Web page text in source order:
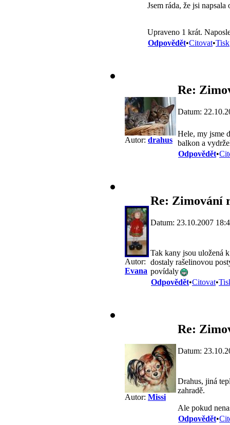
Jsem ráda, že jsi napsala
Upraveno 1 krát.
Odpovědět•Citovat•Tisk
Autor: drahus
Re:
Datum:
Hele, my jsme
balkon a
Odpovědět•
Autor:
Evana
Re: Zimování
Datum: 23.10.2007
Tak kany jsou uložená
dostaly rašelinovou
povídaly
Odpovědět•Citovat•
Autor: Missi
Re:
Datum:
Drahus, jiná
zahradě.
Ale pokud
Odpovědět•